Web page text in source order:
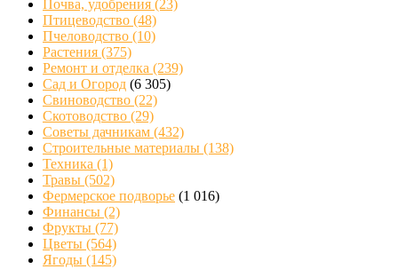
Почва, удобрения (23)
Птицеводство (48)
Пчеловодство (10)
Растения (375)
Ремонт и отделка (239)
Сад и Огород (6 305)
Свиноводство (22)
Скотоводство (29)
Советы дачникам (432)
Строительные материалы (138)
Техника (1)
Травы (502)
Фермерское подворье (1 016)
Финансы (2)
Фрукты (77)
Цветы (564)
Ягоды (145)